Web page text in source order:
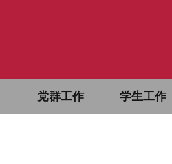
党群工作 学生工作